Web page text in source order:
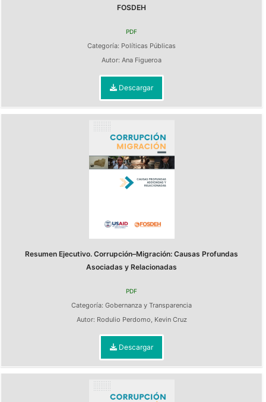
FOSDEH
PDF
Categoría: Políticas Públicas
Autor: Ana Figueroa
Descargar
Resumen Ejecutivo. Corrupción–Migración: Causas Profundas
Asociadas y Relacionadas
PDF
Categoría: Gobernanza y Transparencia
Autor: Rodulio Perdomo, Kevin Cruz
Descargar